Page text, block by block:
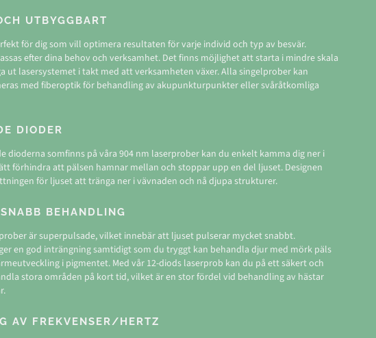
UTBYGGBART
för dig som vill optimera resultaten för varje individ och typ av besvär.
efter dina behov och verksamhet. Det finns möjlighet att starta i mindre skala
ut lasersystemet i takt med att verksamheten växer. Alla singelprober kan
med fiberoptik för behandling av akupunkturpunkter eller svåråtkomliga
DIODER
dioderna somfinns på våra 904 nm laserprober kan du enkelt kamma dig ner i
förhindra att pälsen hamnar mellan och stoppar upp en del ljuset. Designen
för ljuset att tränga ner i vävnaden och nå djupa strukturer.
BEHANDLING
är superpulsade, vilket innebär att ljuset pulserar mycket snabbt.
en god inträngning samtidigt som du tryggt kan behandla djur med mörk päls
i pigmentet. Med vår 12-diods laserprob kan du på ett säkert och
stora områden på kort tid, vilket är en stor fördel vid behandling av hästar
AV FREKVENSER/HERTZ